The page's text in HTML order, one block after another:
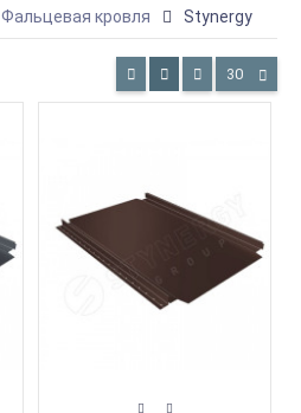
Фальцевая кровля Stynergy
30